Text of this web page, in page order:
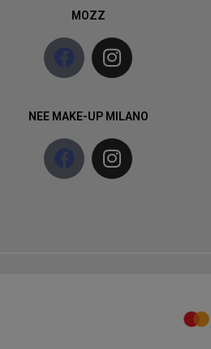
MOZZ
NEE MAKE-UP MILANO